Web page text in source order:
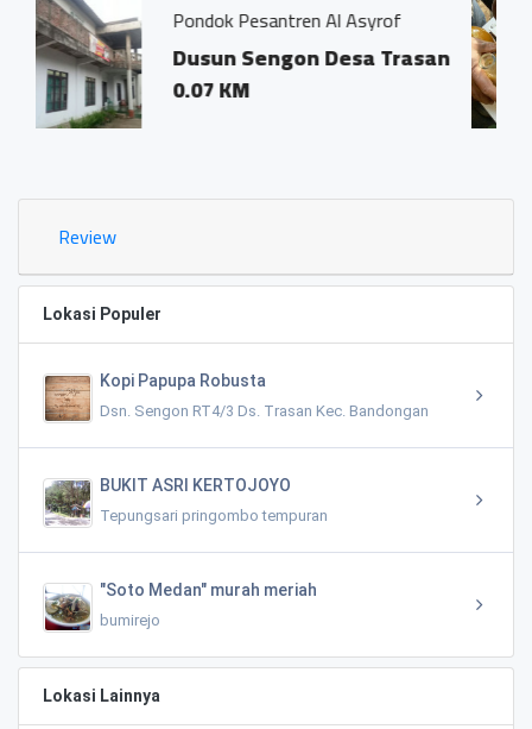
Pesantren Al Asyrof
Sengon Desa Trasan
Jamu
Dsn.
Trasan
0.03 KM
Review
Lokasi Populer
Kopi Papupa Robusta
Dsn. Sengon RT4/3 Ds. Trasan Kec. Bandongan
BUKIT ASRI KERTOJOYO
Tepungsari pringombo tempuran
"Soto Medan" murah meriah
bumirejo
Lokasi Lainnya